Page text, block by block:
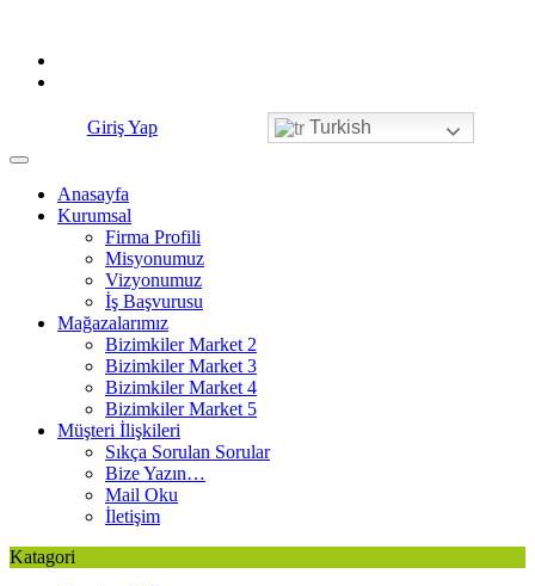
content
Giriş Yap Turkish
Anasayfa
Kurumsal
Firma Profili
Misyonumuz
Vizyonumuz
İş Başvurusu
Mağazalarımız
Bizimkiler Market 2
Bizimkiler Market 3
Bizimkiler Market 4
Bizimkiler Market 5
Müşteri İlişkileri
Sıkça Sorulan Sorular
Bize Yazın…
Mail Oku
İletişim
Katagori